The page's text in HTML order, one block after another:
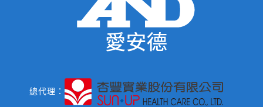
總代理：